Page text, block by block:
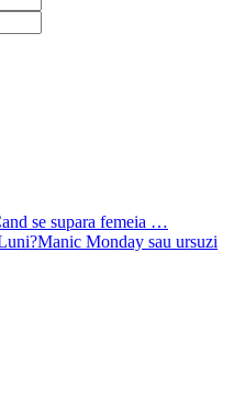
se supara femeia …
Manic Monday sau ursuzi